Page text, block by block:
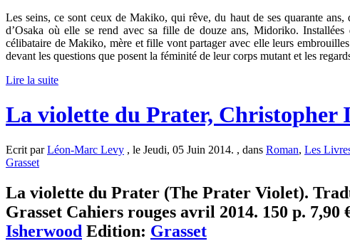
Les seins, ce sont ceux de Makiko, qui rêve, du haut de ses quarante
d’Osaka où elle se rend avec sa fille de douze ans, Midoriko.
célibataire de Makiko, mère et fille vont partager avec elle leurs
devant les questions que posent la féminité de leur corps mutant et les
Lire la suite
La violette du Prater, Christopher
Ecrit parLéon-Marc Levy , le Jeudi, 05 Juin 2014. , dans Roman, Les
Grasset
La violette du Prater (The Prater Violet).
Grasset Cahiers rouges avril 2014. 150 p. 7,90
Isherwood Edition: Grasset